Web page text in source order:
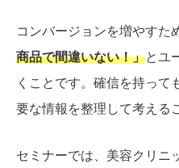
コンバージョンを増やすた
商品で間違いない！」とユ
くことです。確信を持って
要な情報を整理して考える
セミナーでは、美容クリニ